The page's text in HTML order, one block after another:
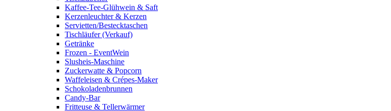
Kaffee-Tee-Glühwein & Saft
Kerzenleuchter & Kerzen
Servietten/Bestecktaschen
Tischläufer (Verkauf)
Getränke
Frozen - EventWein
Slusheis-Maschine
Zuckerwatte & Popcorn
Waffeleisen & Crépes-Maker
Schokoladenbrunnen
Candy-Bar
Fritteuse & Tellerwärmer